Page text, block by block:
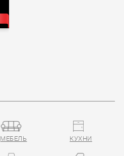
МЕБЕЛЬ КУХНИ